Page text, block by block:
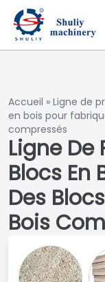
Accueil » Ligne de
en bois pour
compressés
Ligne De
Blocs En
Des
Bois